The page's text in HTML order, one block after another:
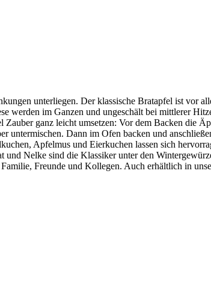
unterliegen. Der klassische Bratapfel ist vor
werden im Ganzen und ungeschält bei mittlerer
Zauber ganz leicht umsetzen: Vor dem Backen die
untermischen. Dann im Ofen backen und
Apfelmus und Eierkuchen lassen sich
Nelke sind die Klassiker unter den
Freunde und Kollegen. Auch erhältlich in